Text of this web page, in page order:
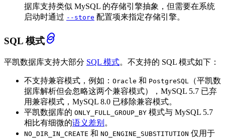
据库支持类似 MySQL 的存储引擎抽象，但需要在系统
启动时通过 --store 配置项来指定存储引擎。
SQL 模式
平凯数据库支持大部分 SQL 模式。不支持的 SQL 模式如下：
不支持兼容模式，例如： Oracle 和 PostgreSQL
（平凯数
据库解析但会忽略这两个兼容模式），MySQL 5.7 已弃
用兼容模式，MySQL 8.0 已移除兼容模式。
平凯数据库的 ONLY_FULL_GROUP_BY 模式与 MySQL 5.7
相比有细微的语义差别 。
NO_DIR_IN_CREATE 和 NO_ENGINE_SUBSTITUTION 仅用于